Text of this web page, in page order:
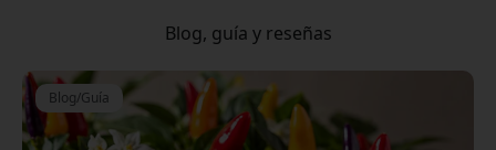
Blog, guía y reseñas
Blog/Guía